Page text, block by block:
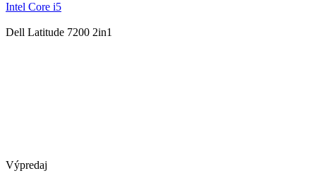
Intel Core i5
Dell Latitude 7200 2in1
Výpredaj